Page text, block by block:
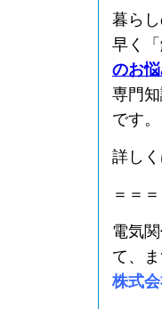
暮ら
早く
のお
専門
です。
詳し
＝＝
電気
て、
株式